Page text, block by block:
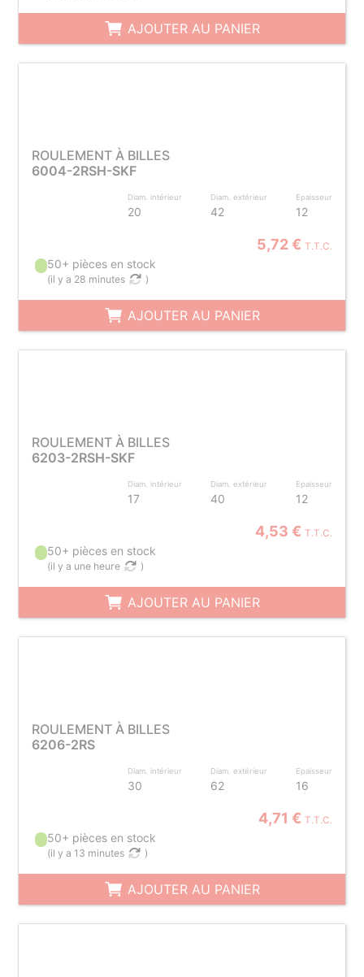
AJOUTER AU PANIER
ROULEMENT À BILLES
6004-2RSH-SKF
Diam. intérieur
20
Diam. extérieur
42
Epaisseur
12
5,72 € T.T.C.
50+ pièces en stock
(il y a 28 minutes )
AJOUTER AU PANIER
ROULEMENT À BILLES
6203-2RSH-SKF
Diam. intérieur
17
Diam. extérieur
40
Epaisseur
12
4,53 € T.T.C.
50+ pièces en stock
(il y a une heure )
AJOUTER AU PANIER
ROULEMENT À BILLES
6206-2RS
Diam. intérieur
30
Diam. extérieur
62
Epaisseur
16
4,71 € T.T.C.
50+ pièces en stock
(il y a 13 minutes )
AJOUTER AU PANIER